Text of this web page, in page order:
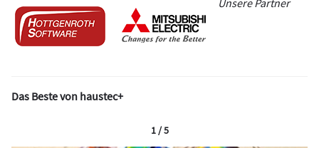
Das Beste von haustec+
1 / 5